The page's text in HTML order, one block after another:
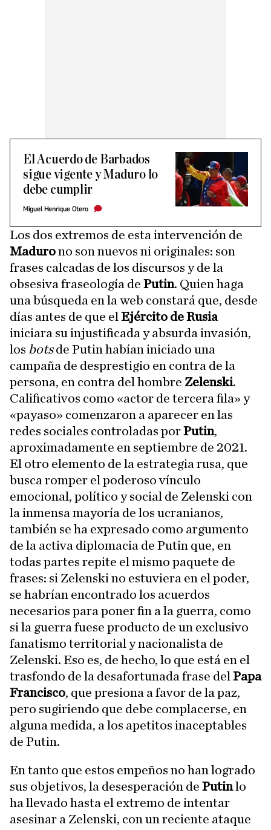
El Acuerdo de Barbados
sigue vigente y Maduro lo
debe cumplir
Miguel Henrique Otero
Los dos extremos de esta intervención de
Madurono son nuevos ni originales: son
frases calcadas de los discursos y de la
obsesiva fraseología de Putin. Quien haga
una búsqueda en la web constará que, desde
días antes de que el Ejército de Rusia
iniciara su injustificada y absurda invasión,
los botsde Putin habían iniciado una
campaña de desprestigio en contra de la
persona, en contra del hombre Zelenski.
Calificativos como «actor de tercera fila» y
«payaso» comenzaron a aparecer en las
redes sociales controladas porPutin,
aproximadamente en septiembre de 2021.
El otro elemento de la estrategia rusa, que
busca romper el poderoso vínculo
emocional, político y social de Zelenski con
la inmensa mayoría de los ucranianos,
también se ha expresado como argumento
de la activa diplomacia de Putin que, en
todas partes repite el mismo paquete de
frases: si Zelenski no estuviera en el poder,
se habrían encontrado los acuerdos
necesarios para poner fin a la guerra, como
si la guerra fuese producto de un exclusivo
fanatismo territorial y nacionalista de
Zelenski. Eso es, de hecho, lo que está en el
trasfondo de la desafortunada frase del Papa
Francisco, que presiona a favor de la paz,
pero sugiriendo que debe complacerse, en
alguna medida, a los apetitos inaceptables
de Putin.
En tanto que estos empeños no han logrado
sus objetivos, la desesperación de Putinlo
ha llevado hasta el extremo de intentar
asesinar a Zelenski, con un reciente ataque